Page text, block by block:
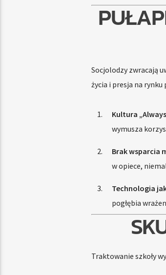
Socjolodzy zwracają
życia i presja na rynku
Kultura
wymusza
Brak wsparcia
w opiece,
Technologia
pogłębia
Traktowanie szkoły